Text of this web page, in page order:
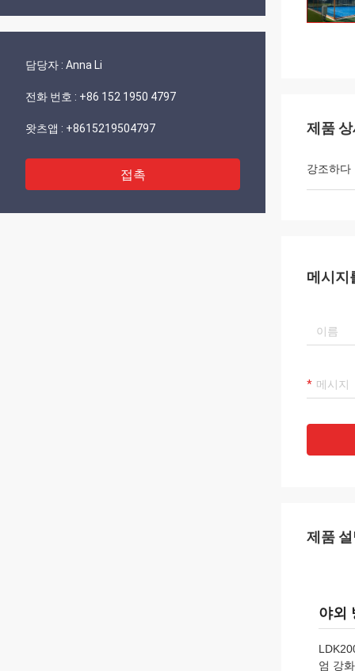
담당자 : Anna Li
전화 번호 : +86 152 1950 4797
왓츠앱 : +8615219504797
접촉
제품
강조하다
메시지
제품
야외
엄 강